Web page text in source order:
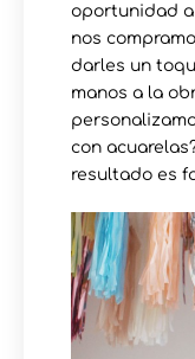
oportunidad a
nos
darles un
manos a la
con
resultado es